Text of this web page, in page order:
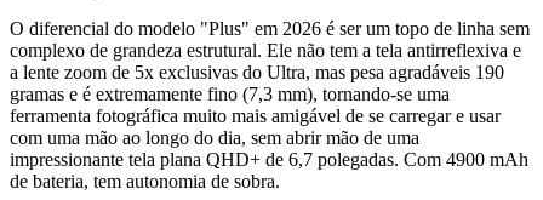
O diferencial do modelo "Plus" em 2026 é ser um topo de linha sem
complexo de grandeza estrutural. Ele não tem a tela antirreflexiva e
a lente zoom de 5x exclusivas do Ultra, mas pesa agradáveis 190
gramas e é extremamente fino (7,3 mm), tornando-se uma
ferramenta fotográfica muito mais amigável de se carregar e usar
com uma mão ao longo do dia, sem abrir mão de uma
impressionante tela plana QHD+ de 6,7 polegadas. Com 4900 mAh
de bateria, tem autonomia de sobra.